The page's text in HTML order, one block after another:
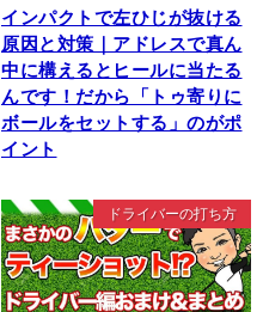
インパクトで左ひじが抜ける
原因と対策｜アドレスで真ん
中に構えるとヒールに当たる
んです！だから「トゥ寄りに
ボールをセットする」のがポ
イント
ドライバーの打ち方